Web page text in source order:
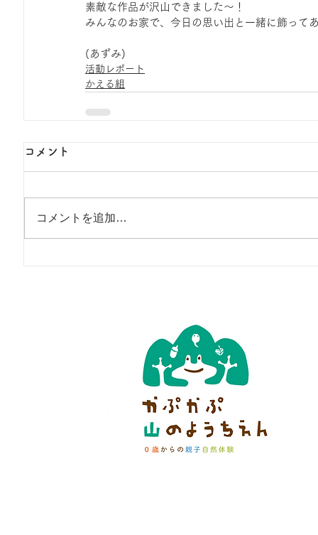
素敵な作品が沢山できました～！
みんなのお家で、今日の思い出と一緒に飾って
(あずみ)
活動レポート
かえる組
コメント
コメントを追加…